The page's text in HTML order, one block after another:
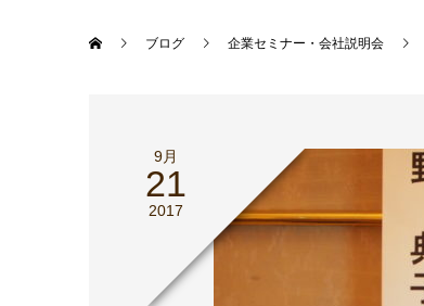
ブログ 企業セミナー・会社説明会
9月
21
2017